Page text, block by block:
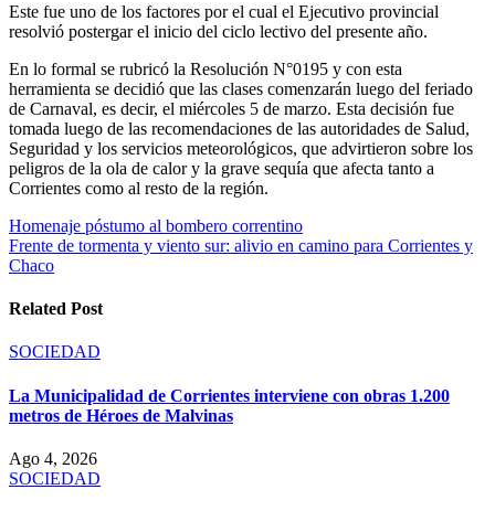
Este fue uno de los factores por el cual el Ejecutivo provincial
resolvió postergar el inicio del ciclo lectivo del presente año.
En lo formal se rubricó la Resolución N°0195 y con esta
herramienta se decidió que las clases comenzarán luego del feriado
de Carnaval, es decir, el miércoles 5 de marzo. Esta decisión fue
tomada luego de las recomendaciones de las autoridades de Salud,
Seguridad y los servicios meteorológicos, que advirtieron sobre los
peligros de la ola de calor y la grave sequía que afecta tanto a
Corrientes como al resto de la región.
Navegación
de
Homenaje póstumo al bombero correntino
Frente de tormenta y viento sur: alivio en camino para Corrientes y
Chaco
Related Post
SOCIEDAD
La Municipalidad de Corrientes interviene con obras 1.200
metros de Héroes de Malvinas
Ago 4, 2026
SOCIEDAD